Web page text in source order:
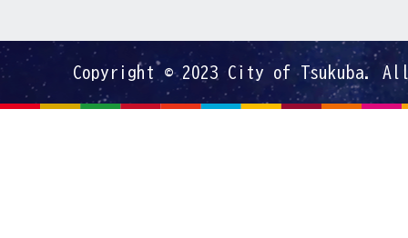
Copyright © 2023 City of Tsukuba.